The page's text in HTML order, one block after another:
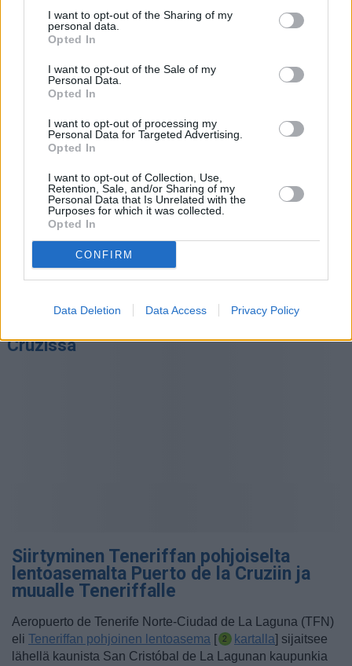
I want to opt-out of the Sharing of my
personal data.
Opted In
I want to opt-out of the Sale of my
Personal Data.
Opted In
I want to opt-out of processing my
Personal Data for Targeted Advertising.
Opted In
I want to opt-out of Collection, Use,
Retention, Sale, and/or Sharing of my
Personal Data that Is Unrelated with the
Purposes for which it was collected.
Opted In
CONFIRM
Data Deletion Data Access Privacy Policy
Teneriffan eteläiseltä lentoasemalta voi vuokrata auton
käyttöönsä vaikka koko loman ajaksi. Jos sieltä haluaa
vuokrata auton, sellaista voi katsella ja vilkkaalla
Teneriffalla sen voi tilata etukäteen
Holidaycarsin sivuilta
Get Your Guide -sivustolta voit hankkia liput
paikkoihin ja ajanvietteisiin Puerto de La
Cruzissa
Siirtyminen Teneriffan pohjoiselta
lentoasemalta Puerto de la Cruziin ja
muualle Teneriffalle
Aeropuerto de Tenerife Norte-Ciudad de La Laguna (TFN)
eli Teneriffan pohjoinen lentoasema [ kartalla] sijaitsee
lähellä kaunista San Cristóbal de La Lagunan kaupunkia